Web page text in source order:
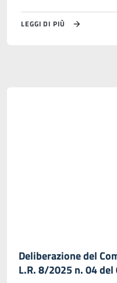
LEGGI DI PIÙ
Deliberazione del
L.R. 8/2025 n. 04